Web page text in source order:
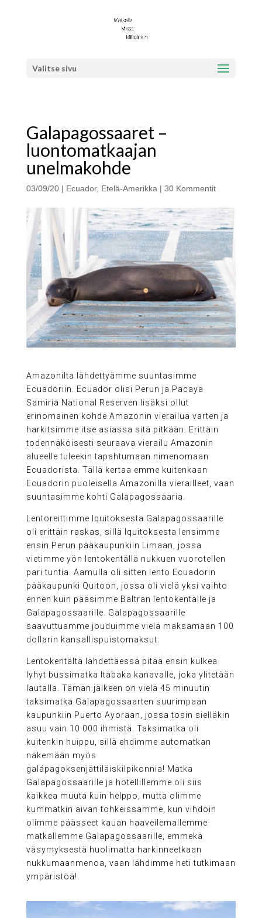
Valitse sivu
Galapagossaaret –
luontomatkaajan
unelmakohde
03/09/20| Ecuador, Etelä-Amerikka | 30 Kommentit
Amazonilta lähdettyämme suuntasimme
Ecuadoriin. Ecuador olisi Perun ja Pacaya
Samiria National Reserven lisäksi ollut
erinomainen kohde Amazonin vierailua varten ja
harkitsimme itse asiassa sitä pitkään. Erittäin
todennäköisesti seuraava vierailu Amazonin
alueelle tuleekin tapahtumaan nimenomaan
Ecuadorista. Tällä kertaa emme kuitenkaan
Ecuadorin puoleisella Amazonilla vierailleet, vaan
suuntasimme kohti Galapagossaaria.
Lentoreittimme Iquitoksesta Galapagossaarille
oli erittäin raskas, sillä Iquitoksesta lensimme
ensin Perun pääkaupunkiin Limaan, jossa
vietimme yön lentokentällä nukkuen vuorotellen
pari tuntia. Aamulla oli sitten lento Ecuadorin
pääkaupunki Quitoon, jossa oli vielä yksi vaihto
ennen kuin pääsimme Baltran lentokentälle ja
Galapagossaarille. Galapagossaarille
saavuttuamme jouduimme vielä maksamaan 100
dollarin kansallispuistomaksut.
Lentokentältä lähdettäessä pitää ensin kulkea
lyhyt bussimatka Itabaka kanavalle, joka ylitetään
lautalla. Tämän jälkeen on vielä 45 minuutin
taksimatka Galapagossaarten suurimpaan
kaupunkiin Puerto Ayoraan, jossa tosin sielläkin
asuu vain 10 000 ihmistä. Taksimatka oli
kuitenkin huippu, sillä ehdimme automatkan
näkemään myös
galápagoksenjättiläiskilpikonnia! Matka
Galapagossaarille ja hotellillemme oli siis
kaikkea muuta kuin helppo, mutta olimme
kummatkin aivan tohkeissamme, kun vihdoin
olimme päässeet kauan haaveilemallemme
matkallemme Galapagossaarille, emmekä
väsymyksestä huolimatta harkinneetkaan
nukkumaanmenoa, vaan lähdimme heti tutkimaan
ympäristöä!